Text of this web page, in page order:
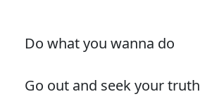
Do what you wanna do
Go out and seek your truth